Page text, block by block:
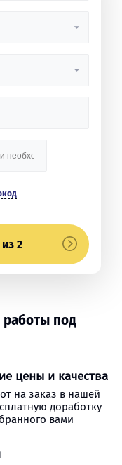
2
работы под
цены и качества
на заказ в нашей
доработку
вами